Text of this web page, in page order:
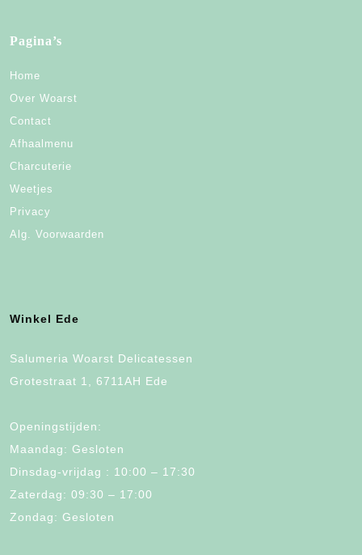
Pagina’s
Home
Over Woarst
Contact
Afhaalmenu
Charcuterie
Weetjes
Privacy
Alg. Voorwaarden
Winkel Ede
Salumeria Woarst Delicatessen
Grotestraat 1, 6711AH Ede
Openingstijden:
Maandag: Gesloten
Dinsdag-vrijdag : 10:00 – 17:30
Zaterdag: 09:30 – 17:00
Zondag: Gesloten